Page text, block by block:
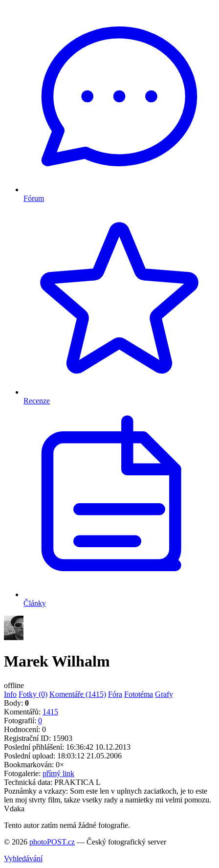
Fórum
Recenze
Články
Marek Wilhalm
offline
Info Fotky (0) Komentáře (1415) Fóra Fototéma Grafy
Body: 0
Komentářů: 1415
Fotografií: 0
Hodnocení: 0
Registrační ID: 15903
Poslední přihlášení: 16:36:42 10.12.2013
Poslední upload: 18:03:12 21.05.2006
Bookmarkován: 0×
Fotogalerie: přímý link
Technická data: PRAKTICA L
Poznámky a vzkazy: Som este len v uplnych zaciatkoch, je to este
len moj stvrty film, takze vsetky rady a namietky mi velmi pomozu.
Vdaka
Tento autor zatím nemá žádné fotografie.
© 2026 photoPOST.cz — Český fotografický server
Vyhledávání